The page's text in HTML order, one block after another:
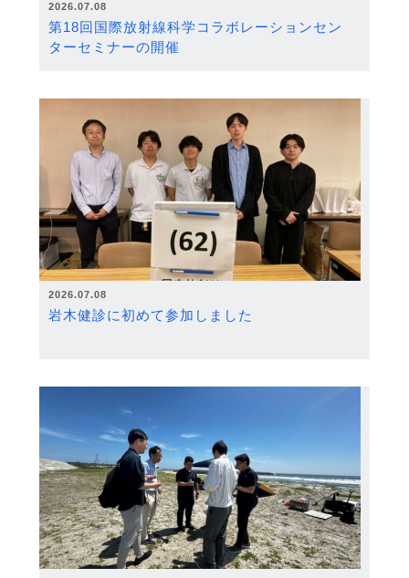
2026.07.08
第18回国際放射線科学コラボレーションセン
ターセミナーの開催
2026.07.08
岩木健診に初めて参加しました